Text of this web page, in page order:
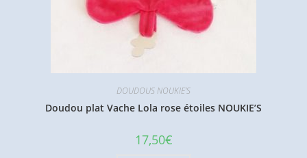
DOUDOUS NOUKIE'S
Doudou plat Vache Lola rose étoiles NOUKIE’S
17,50€